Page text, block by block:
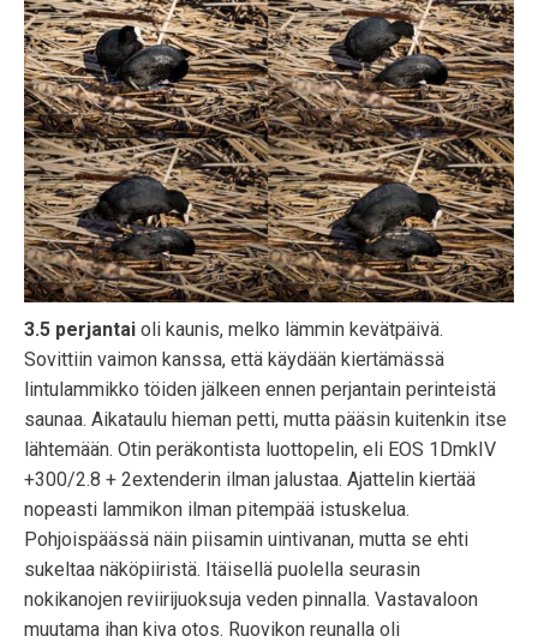
3.5 perjantai oli kaunis, melko lämmin kevätpäivä.
Sovittiin vaimon kanssa, että käydään kiertämässä
lintulammikko töiden jälkeen ennen perjantain perinteistä
saunaa. Aikataulu hieman petti, mutta pääsin kuitenkin itse
lähtemään. Otin peräkontista luottopelin, eli EOS 1DmkIV
+300/2.8 + 2extenderin ilman jalustaa. Ajattelin kiertää
nopeasti lammikon ilman pitempää istuskelua.
Pohjoispäässä näin piisamin uintivanan, mutta se ehti
sukeltaa näköpiiristä. Itäisellä puolella seurasin
nokikanojen reviirijuoksuja veden pinnalla. Vastavaloon
muutama ihan kiva otos. Ruovikon reunalla oli